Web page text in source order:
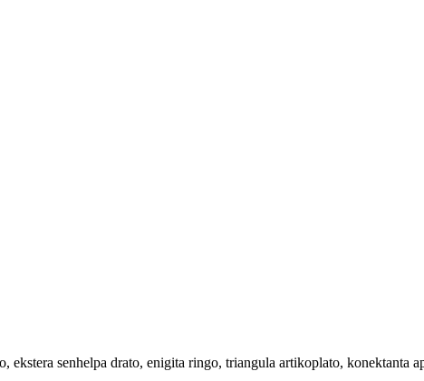
ekstera senhelpa drato, enigita ringo, triangula artikoplato, konektanta